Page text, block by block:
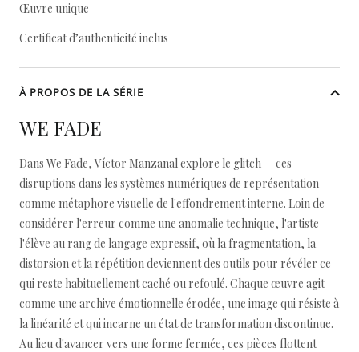
Œuvre unique
Certificat d’authenticité inclus
À PROPOS DE LA SÉRIE
WE FADE
Dans We Fade, Víctor Manzanal explore le glitch — ces
disruptions dans les systèmes numériques de représentation —
comme métaphore visuelle de l'effondrement interne. Loin de
considérer l'erreur comme une anomalie technique, l'artiste
l'élève au rang de langage expressif, où la fragmentation, la
distorsion et la répétition deviennent des outils pour révéler ce
qui reste habituellement caché ou refoulé. Chaque œuvre agit
comme une archive émotionnelle érodée, une image qui résiste à
la linéarité et qui incarne un état de transformation discontinue.
Au lieu d'avancer vers une forme fermée, ces pièces flottent